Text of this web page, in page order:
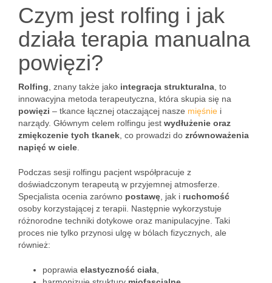
Czym jest rolfing i jak
działa terapia manualna
powięzi?
Rolfing , znany także jako integracja strukturalna , to
innowacyjna metoda terapeutyczna, która skupia się na
powięzi – tkance łącznej otaczającej nasze mięśnie i
narządy. Głównym celem rolfingu jest wydłużenie oraz
zmiękczenie tych tkanek , co prowadzi do zrównoważenia
napięć w ciele
Podczas sesji rolfingu pacjent współpracuje z
doświadczonym terapeutą w przyjemnej atmosferze.
Specjalista ocenia zarówno postawę , jak i ruchomość
osoby korzystającej z terapii. Następnie wykorzystuje
różnorodne techniki dotykowe oraz manipulacyjne. Taki
proces nie tylko przynosi ulgę w bólach fizycznych, ale
również:
poprawia elastyczność ciała